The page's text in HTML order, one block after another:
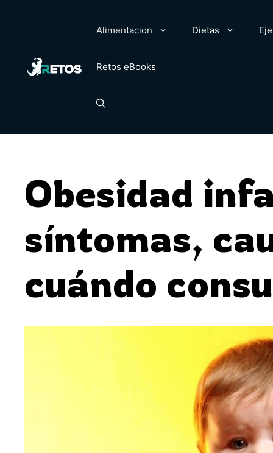
Alimentacion Dietas
Retos eBooks
Obesidad
síntomas,
cuándo